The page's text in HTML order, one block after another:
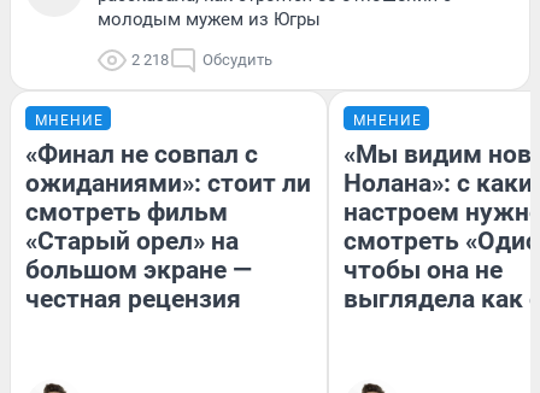
молодым мужем из Югры
2 218 Обсудить
МНЕНИЕ
«Финал не совпал с
ожиданиями»: стоит ли
смотреть фильм
«Старый орел» на
большом экране —
честная рецензия
МНЕНИЕ
«Мы видим
Нолана»: с
настроем
смотреть
чтобы она не
выглядела как